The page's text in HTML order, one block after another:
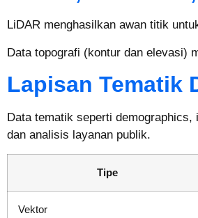
LiDAR menghasilkan awan titik
Data topografi (kontur dan elevasi)
Lapisan Tematik
Data tematik seperti
dan analisis layanan publik.
Tipe
Vektor